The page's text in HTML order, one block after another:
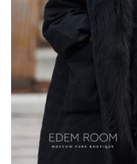
капюшон. Пальто будет
девушках миниатюрного
*описание несет
правила ухода могут быть